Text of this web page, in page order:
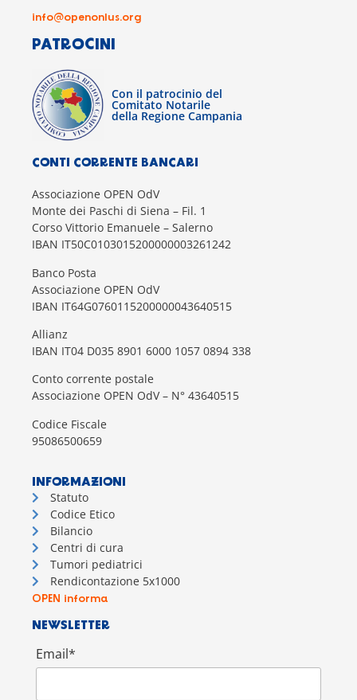
info@openonlus.org
PATROCINI
Con il patrocinio del
Comitato Notarile
della Regione Campania
CONTI CORRENTE BANCARI
Associazione OPEN OdV
Monte dei Paschi di Siena – Fil. 1
Corso Vittorio Emanuele – Salerno
IBAN IT50C0103015200000003261242
Banco Posta
Associazione OPEN OdV
IBAN IT64G0760115200000043640515
Allianz
IBAN IT04 D035 8901 6000 1057 0894 338
Conto corrente postale
Associazione OPEN OdV – N° 43640515
Codice Fiscale
95086500659
INFORMAZIONI
Statuto
Codice Etico
Bilancio
Centri di cura
Tumori pediatrici
Rendicontazione 5x1000
OPEN informa
NEWSLETTER
Email*